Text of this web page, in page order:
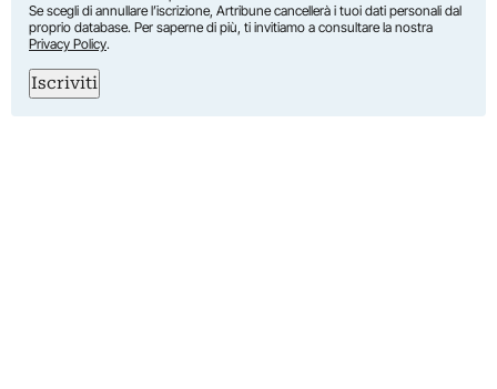
Se scegli di annullare l’iscrizione, Artribune cancellerà i tuoi dati personali dal
proprio database. Per saperne di più, ti invitiamo a consultare la nostra
Privacy Policy.
Iscriviti